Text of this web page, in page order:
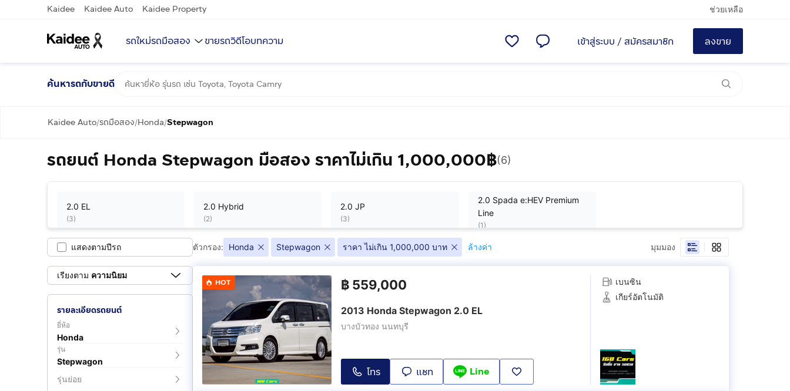
Kaidee Kaidee Auto Kaidee Property ช่วยเหลือ
รถใหม่รถมือสอง ขายรถวิดีโอบทความ เข้าสู่ระบบ / สมัครสมาชิก ลงขาย
ค้นหารถกับขายดี
Kaidee Auto/รถมือสอง/Honda/Stepwagon
รถยนต์ Honda Stepwagon มือสอง ราคาไม่เกิน 1,000,000฿(6)
2.0 EL
(3)
2.0 Hybrid
(2)
2.0 JP
(3)
2.0 Spada e:HEV Premium
Line
(1 )
แสดงตามปีรถ
เรียงตาม ความนิยม
รายละเอียดรถยนต์
ยี่ห้อ
Honda
รุ่น
Stepwagon
รุ่นย่อย
ตัวกรอง: Honda Stepwagon ราคา ไม่เกิน 1,000,000 บาท ล้างค่า มุมมอง
HOT ฿ 559,000
2013 Honda Stepwagon 2.0 EL
บางบัวทอง นนทบุรี
โทร แชท Line
เบนซิน
เกียร์อัตโนมัติ